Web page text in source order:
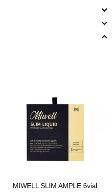
MIWELL SLIM AMPLE 6vial